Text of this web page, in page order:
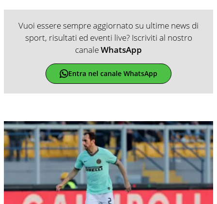
Vuoi essere sempre aggiornato su ultime news di
sport, risultati ed eventi live? Iscriviti al nostro
canaleWhatsApp
Entra nel canale WhatsApp